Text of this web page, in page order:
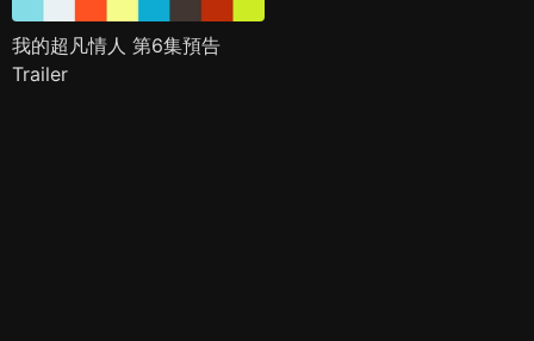
我的超凡情人 第6集預告
Trailer